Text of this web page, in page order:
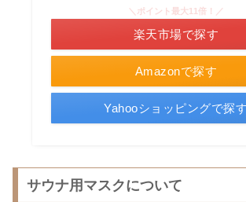
Amazonで探す
＼ポイント最大11倍！／
楽天市場で探す
Yahooショッピングで探す
サウナ用マスクについて